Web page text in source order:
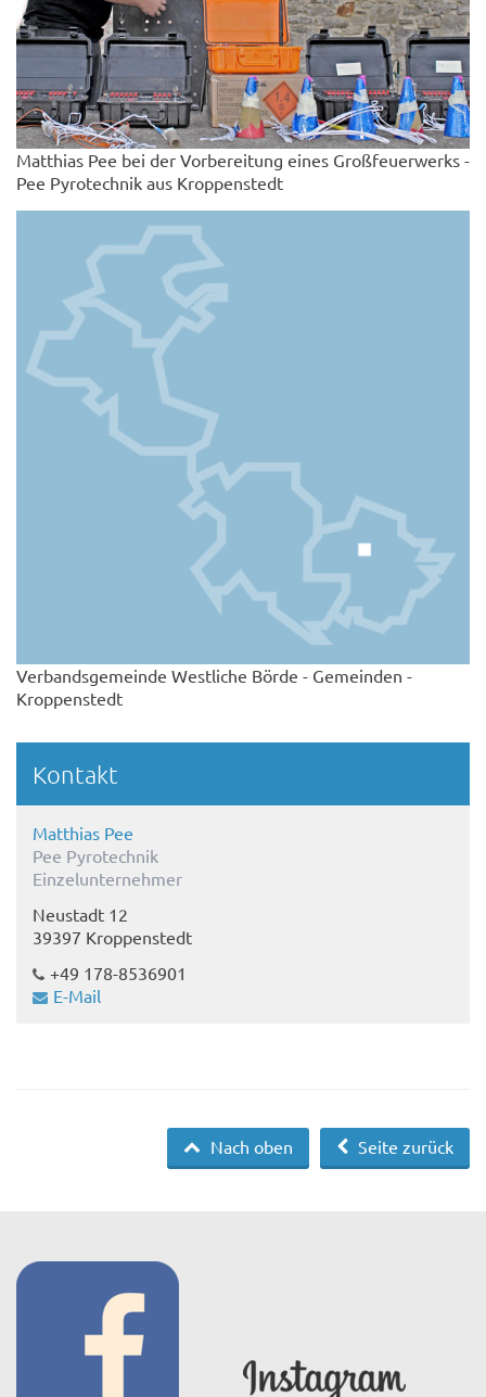
Matthias Pee bei der Vorbereitung eines Großfeuerwerks -
Pee Pyrotechnik aus Kroppenstedt
Verbandsgemeinde Westliche Börde - Gemeinden -
Kroppenstedt
Kontakt
Matthias Pee
Pee Pyrotechnik
Einzelunternehmer
Neustadt 12
39397 Kroppenstedt
+49 178-8536901
E-Mail
Seite zurück
Nach oben